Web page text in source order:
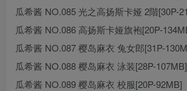
瓜希酱 NO.085 光之高扬斯卡娅 2階[30P-
瓜希酱 NO.086 高扬斯卡娅旗袍[20P-
瓜希酱 NO.087 樱岛麻衣 兔女郎[31P-
瓜希酱 NO.088 樱岛麻衣 泳装[28P-107MB]
瓜希酱 NO.089 樱岛麻衣 校服[20P-92MB]